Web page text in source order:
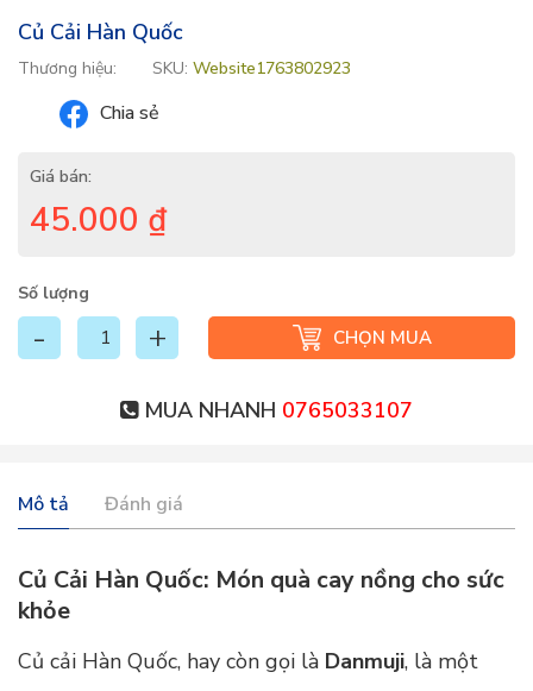
Củ Cải Hàn Quốc
Thương hiệu: SKU: Website1763802923
Chia sẻ
Giá bán:
45.000 ₫
Số lượng
CHỌN MUA
MUA NHANH 0765033107
Mô tả Đánh giá
Củ Cải Hàn Quốc: Món quà cay nồng cho sức
khỏe
Củ cải Hàn Quốc, hay còn gọi là Danmuji, là một